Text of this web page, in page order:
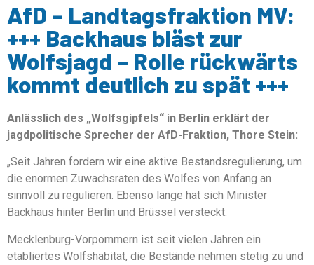
AfD – Landtagsfraktion MV:
+++ Backhaus bläst zur
Wolfsjagd – Rolle rückwärts
kommt deutlich zu spät +++
Anlässlich des „Wolfsgipfels“ in Berlin erklärt der
jagdpolitische Sprecher der AfD-Fraktion, Thore Stein:
„Seit Jahren fordern wir eine aktive Bestandsregulierung, um
die enormen Zuwachsraten des Wolfes von Anfang an
sinnvoll zu regulieren. Ebenso lange hat sich Minister
Backhaus hinter Berlin und Brüssel versteckt.
Mecklenburg-Vorpommern ist seit vielen Jahren ein
etabliertes Wolfshabitat, die Bestände nehmen stetig zu und